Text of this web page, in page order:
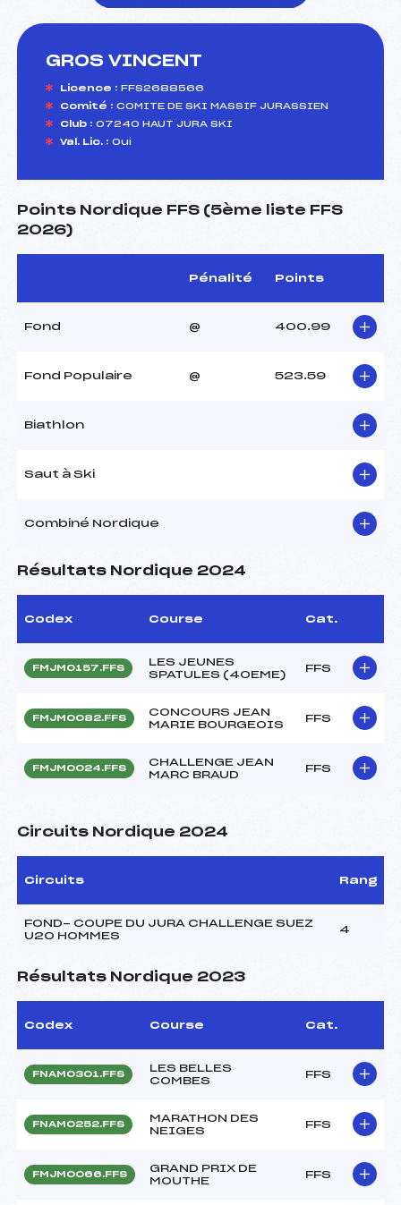
GROS VINCENT
Licence : FFS2688566
Comité : COMITE DE SKI MASSIF JURASSIEN
Club : 07240 HAUT JURA SKI
Val. Lic. : Oui
Points Nordique FFS (5ème liste FFS
2026)
Pénalité Points
Fond @ 400.99
Fond Populaire @ 523.59
Biathlon
Saut à Ski
Combiné Nordique
Résultats Nordique 2024
Codex Course Cat.
FMJM0157.FFS
LES JEUNES
SPATULES (40EME)
FFS
FMJM0082.FFS
CONCOURS JEAN
MARIE BOURGEOIS
FFS
FMJM0024.FFS
CHALLENGE JEAN
MARC BRAUD
FFS
Circuits Nordique 2024
Circuits Rang
FOND- COUPE DU JURA CHALLENGE SUEZ
U20 HOMMES
4
Résultats Nordique 2023
Codex Course Cat.
FNAM0301.FFS
LES BELLES
COMBES
FFS
FNAM0252.FFS
MARATHON DES
NEIGES
FFS
FMJM0066.FFS
GRAND PRIX DE
MOUTHE
FFS